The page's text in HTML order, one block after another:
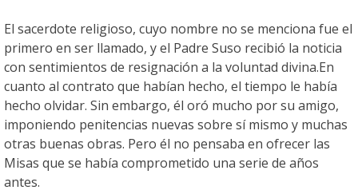
El sacerdote religioso, cuyo nombre no se menciona fue el
primero en ser llamado, y el Padre Suso recibió la noticia
con sentimientos de resignación a la voluntad divina.En
cuanto al contrato que habían hecho, el tiempo le había
hecho olvidar. Sin embargo, él oró mucho por su amigo,
imponiendo penitencias nuevas sobre sí mismo y muchas
otras buenas obras. Pero él no pensaba en ofrecer las
Misas que se había comprometido una serie de años
antes.